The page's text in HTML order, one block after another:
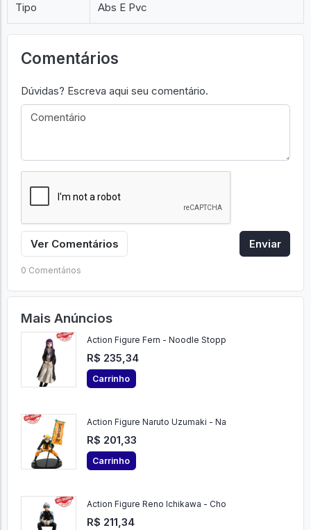
Tipo Abs E Pvc
Comentários
Dúvidas? Escreva aqui seu comentário.
Ver Comentários Enviar
0 Comentários
Mais Anúncios
Action Figure Fern - Noodle Stopp
R$ 235,34
Carrinho
Action Figure Naruto Uzumaki - Na
R$ 201,33
Carrinho
Action Figure Reno Ichikawa - Cho
R$ 211,34